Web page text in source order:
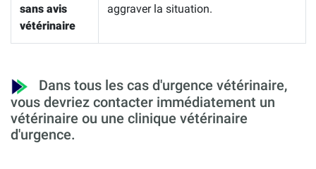
sans avis
vétérinaire
aggraver la situation.
Dans tous les cas d'urgence vétérinaire,
vous devriez contacter immédiatement un
vétérinaire ou une clinique vétérinaire
d'urgence.